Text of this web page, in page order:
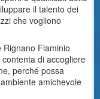
il talento dei
che vogliono
Rignano Flaminio
di accogliere
perché possa
amichevole